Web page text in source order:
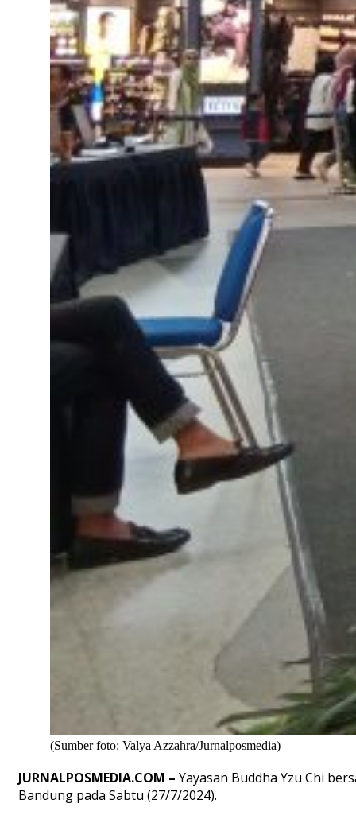
(Sumber foto: Valya Azzahra/Jurnalposmedia)
JURNALPOSMEDIA.COM – Yayasan Buddha Yzu Chi
Bandung pada Sabtu (27/7/2024).